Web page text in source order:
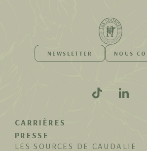
NEWSLETTER NOUS
CARRIÈRES
PRESSE
LES SOURCES DE CAUDALIE